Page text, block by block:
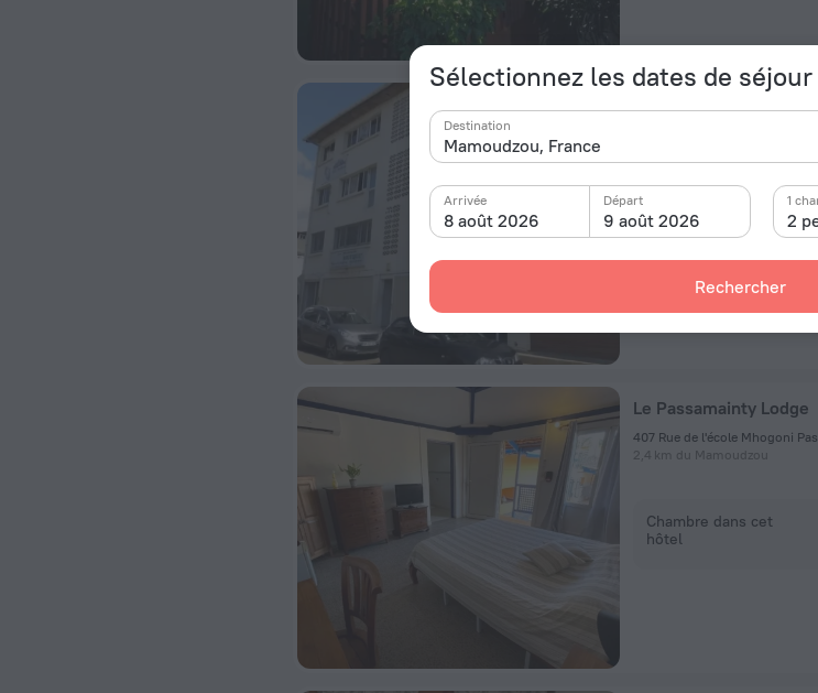
Sélectionnez les dates de séjour
Destination
8 août 2026
Arrivée
9 août 2026
Départ
2
1
Rechercher
Chambre dans cet
hôtel
Le Passamainty Lodge
407 Rue de l'école Mhogoni
2,4 km du Mamoudzou
Chambre dans cet
hôtel